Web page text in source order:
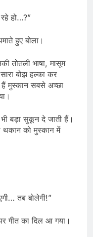
हो…?”
हुए बोला।
तोतली भाषा, मासूम
बोझ हल्का कर
हैं मुस्कान सबसे अच्छा
बड़ा सुकून दे जाती हैं।
थकान को मुस्कान में
तब बोलेगी!”
गीत का दिल आ गया।